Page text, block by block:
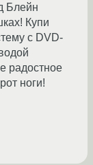
Блейн
Купи
с DVD-
радостное
ноги!